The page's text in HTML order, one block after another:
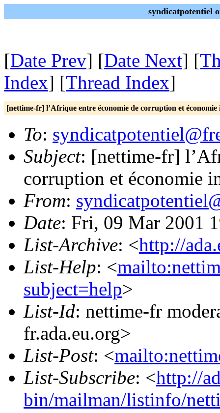
syndicatpotentiel
[Date Prev] [Date Next] [
Index] [Thread Index]
[nettime-fr] l’Afrique entre économie de corruption et économie
To:
Subject: [nettime-fr]
corruption et économie
From:
Date: Fri, 09 Mar 2001
List-Archive: <http://
List-Help: <
subject=help>
List-Id: nettime-fr
fr.ada.eu.org>
List-Post: <
List-Subscribe: <http://
bin/mailman/listinfo/